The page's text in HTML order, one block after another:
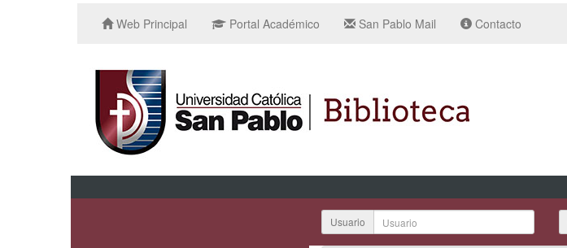
Web Principal Portal Académico San Pablo Mail Contacto
Usuario